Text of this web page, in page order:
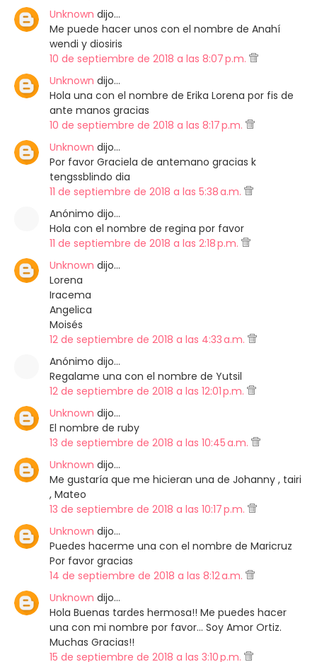
Unknown dijo…
Me puede hacer unos con el nombre de Anahí
wendi y diosiris
10 de septiembre de 2018 a las 8:07 p.m.
Unknown dijo…
Hola una con el nombre de Erika Lorena por fis de
ante manos gracias
10 de septiembre de 2018 a las 8:17 p.m.
Unknown dijo…
Por favor Graciela de antemano gracias k
tengssblindo dia
11 de septiembre de 2018 a las 5:38 a.m.
Anónimo dijo…
Hola con el nombre de regina por favor
11 de septiembre de 2018 a las 2:18 p.m.
Unknown dijo…
Lorena
Iracema
Angelica
Moisés
12 de septiembre de 2018 a las 4:33 a.m.
Anónimo dijo…
Regalame una con el nombre de Yutsil
12 de septiembre de 2018 a las 12:01 p.m.
Unknown dijo…
El nombre de ruby
13 de septiembre de 2018 a las 10:45 a.m.
Unknown dijo…
Me gustaría que me hicieran una de Johanny , tairi
, Mateo
13 de septiembre de 2018 a las 10:17 p.m.
Unknown dijo…
Puedes hacerme una con el nombre de Maricruz
Por favor gracias
14 de septiembre de 2018 a las 8:12 a.m.
Unknown dijo…
Hola Buenas tardes hermosa!! Me puedes hacer
una con mi nombre por favor... Soy Amor Ortiz.
Muchas Gracias!!
15 de septiembre de 2018 a las 3:10 p.m.